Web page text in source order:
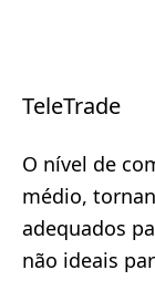
TeleTrade
O nível de
médio,
adequados
não ideais